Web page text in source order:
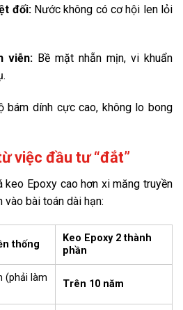
đối:Nước không có cơ hội len lỏi
viễn:Bề mặt nhẵn mịn, vi khuẩn
bám dính cực cao, không lo bong
việc đầu tư “đắt”
keo Epoxy cao hơn xi măng truyền
vào bài toán dài hạn:
thống
Keo Epoxy 2 thành
phần
(phải làm
Trên 10 năm